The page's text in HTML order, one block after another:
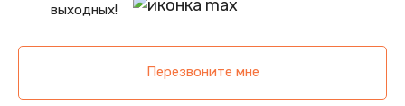
Перезвоните мне
выходных!